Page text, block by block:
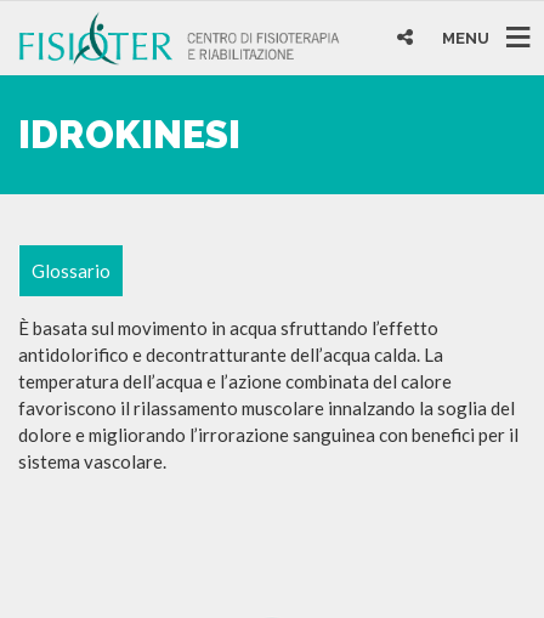
MENU
IDROKINESI
Glossario
È basata sul movimento in acqua sfruttando l’effetto
antidolorifico e decontratturante dell’acqua calda. La
temperatura dell’acqua e l’azione combinata del calore
favoriscono il rilassamento muscolare innalzando la soglia del
dolore e migliorando l’irrorazione sanguinea con benefici per il
sistema vascolare.